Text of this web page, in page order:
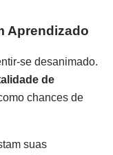
Aprendizado
se desanimado.
de
chances de
suas